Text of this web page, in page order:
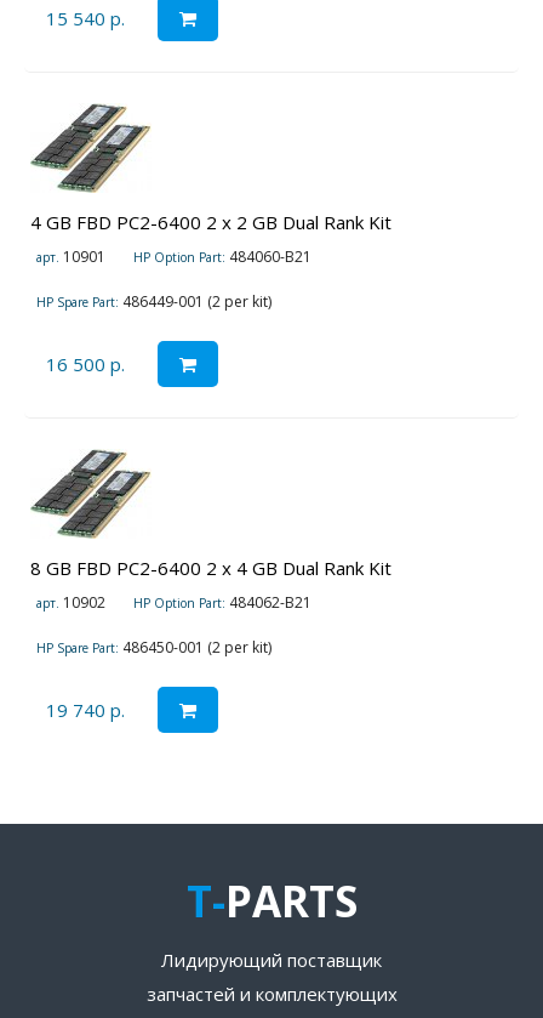
15 540 р.
4 GB FBD PC2-6400 2 x 2 GB Dual Rank Kit
арт. 10901 HP Option Part: 484060-B21
HP Spare Part: 486449-001 (2 per kit)
16 500 р.
8 GB FBD PC2-6400 2 x 4 GB Dual Rank Kit
арт. 10902 HP Option Part: 484062-B21
HP Spare Part: 486450-001 (2 per kit)
19 740 р.
T-PARTS
Лидирующий поставщик
запчастей и комплектующих